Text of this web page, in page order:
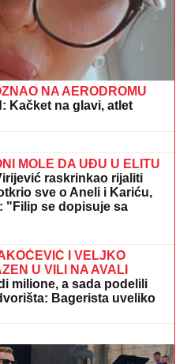
32 GODINE MLAĐU
dok je bila na fakultetu, a
pored glume
SA BIVŠOM ŽENOM
razvoda doneo
a sada pokazao
renovacije:
NAMEŠTA KUPAĆI,
NIJE DOBRO!
(41) podigla donji
od oblina se muti um: